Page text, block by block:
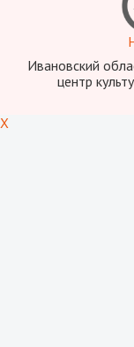
Ивановский
центр
X